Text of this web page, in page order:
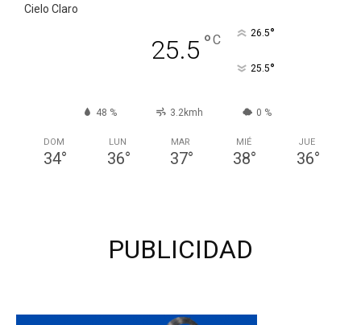
Cielo Claro
25.5 °C 26.5°
25.5°
48 % 3.2kmh 0 %
DOM
34°
LUN
36°
MAR
37°
MIÉ
38°
JUE
36°
PUBLICIDAD